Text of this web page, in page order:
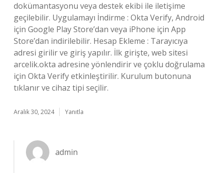
dokümantasyonu veya destek ekibi ile iletişime
geçilebilir. Uygulamayı İndirme : Okta Verify, Android
için Google Play Store’dan veya iPhone için App
Store’dan indirilebilir. Hesap Ekleme : Tarayıcıya
adresi girilir ve giriş yapılır. İlk girişte, web sitesi
arcelik.okta adresine yönlendirir ve çoklu doğrulama
için Okta Verify etkinleştirilir. Kurulum butonuna
tıklanır ve cihaz tipi seçilir.
Aralık 30, 2024 Yanıtla
admin